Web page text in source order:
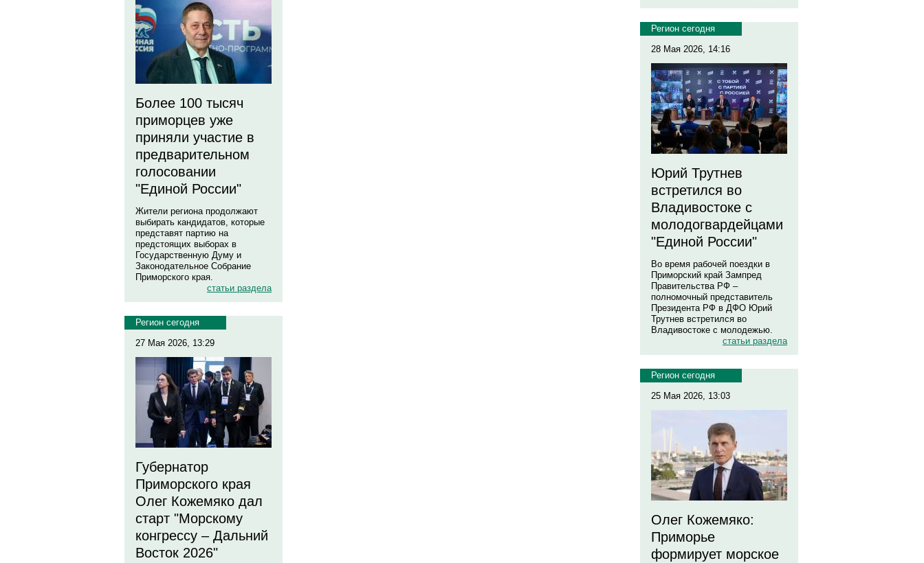
Более 100 тысяч
приморцев уже
приняли участие в
предварительном
голосовании
"Единой России"
Жители региона продолжают
выбирать кандидатов, которые
представят партию на
предстоящих выборах в
Государственную Думу и
Законодательное Собрание
Приморского края.
статьи раздела
Регион сегодня
27 Мая 2026, 13:29
Губернатор
Приморского края
Олег Кожемяко дал
старт "Морскому
конгрессу – Дальний
Восток 2026"
Регион сегодня
28 Мая 2026, 14:16
Юрий Трутнев
встретился во
Владивостоке с
молодогвардейцами
"Единой России"
Во время рабочей поездки в
Приморский край Зампред
Правительства РФ –
полномочный представитель
Президента РФ в ДФО Юрий
Трутнев встретился во
Владивостоке с молодежью.
статьи раздела
Регион сегодня
25 Мая 2026, 13:03
Олег Кожемяко:
Приморье
формирует морское